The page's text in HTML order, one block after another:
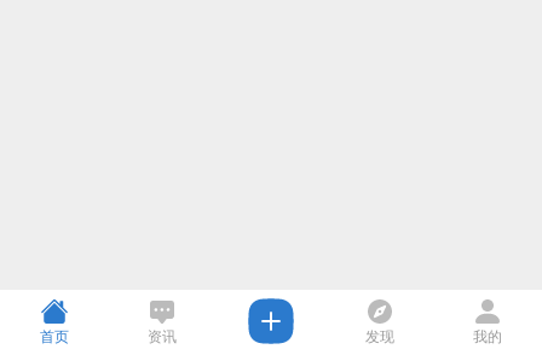
首页 资讯 发现 我的